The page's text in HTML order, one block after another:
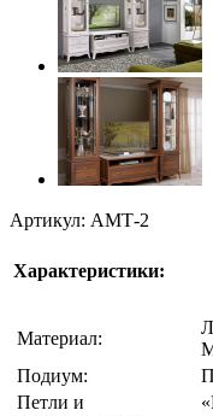
Артикул: АМТ-2
Характеристики:
Материал:
Подиум:
Петли и